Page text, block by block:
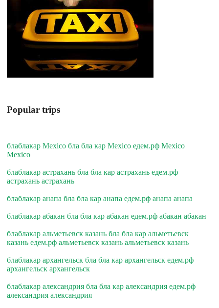
Popular trips
блаблакар Mexico бла бла кар Mexico едем.рф Mexico
Mexico
блаблакар астрахань бла бла кар астрахань едем.рф
астрахань астрахань
блаблакар анапа бла бла кар анапа едем.рф анапа анапа
блаблакар абакан бла бла кар абакан едем.рф абакан абакан
блаблакар альметьевск казань бла бла кар альметьевск
казань едем.рф альметьевск казань альметьевск казань
блаблакар архангельск бла бла кар архангельск едем.рф
архангельск архангельск
блаблакар александрия бла бла кар александрия едем.рф
александрия александрия